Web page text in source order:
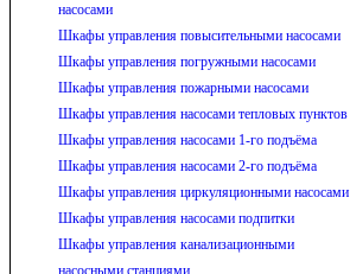
насосами
Шкафы управления повысительными насосами
Шкафы управления погружными насосами
Шкафы управления пожарными насосами
Шкафы управления насосами тепловых пунктов
Шкафы управления насосами 1-го подъёма
Шкафы управления насосами 2-го подъёма
Шкафы управления циркуляционными насосами
Шкафы управления насосами подпитки
Шкафы управления канализационными